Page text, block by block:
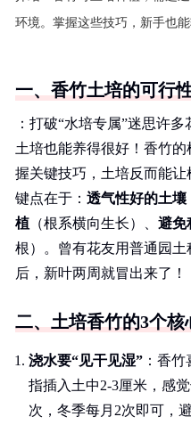
环境。掌握这些技巧，新手也
一、香竹土培的可行
：打破“水培专属”迷思许
土培也能养得很好！香竹
握关键技巧，土培反而能
键点在于： 透气性好的土壤
植 （根系横向生长）、 避免
根）。曾有花友用普通园
后，新叶两周就冒出来了！
二、土培香竹的3个核
浇水要“见干见湿” ：香
指插入土中2-3厘米，感
次，冬季每月2次即可，